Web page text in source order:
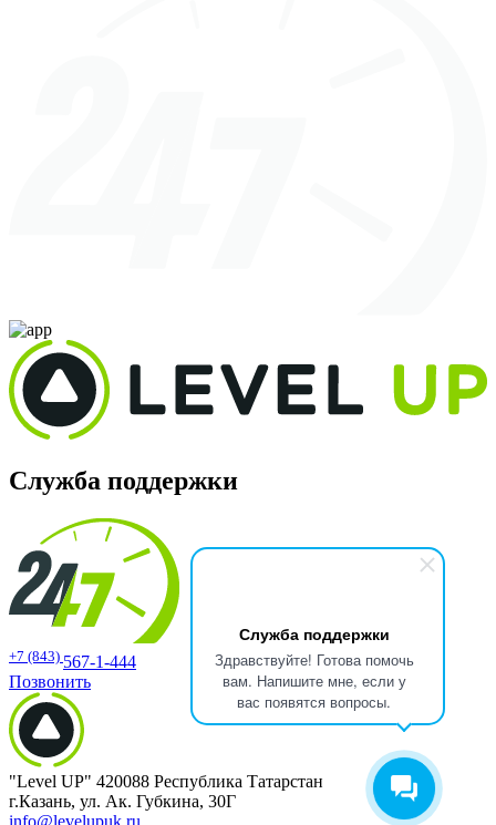
Служба поддержки
Здравствуйте! Готова помочь
вам. Напишите мне, если у
вас появятся вопросы.
Служба поддержки
+7 (843) 567-1-444
Позвонить
"Level UP" 420088 Республика Татарстан
г.Казань, ул. Ак. Губкина, 30Г